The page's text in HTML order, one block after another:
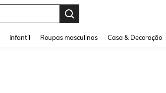
Infantil Roupas masculinas Casa & Decoração